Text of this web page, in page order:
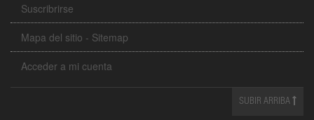
Suscribrirse
Mapa del sitio - Sitemap
Acceder a mi cuenta
SUBIR ARRIBA